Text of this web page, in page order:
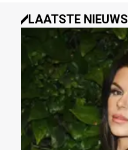
LAATSTE NIEUWS